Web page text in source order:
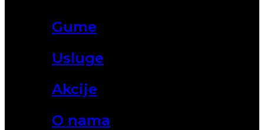
Gume
Usluge
Akcije
O nama